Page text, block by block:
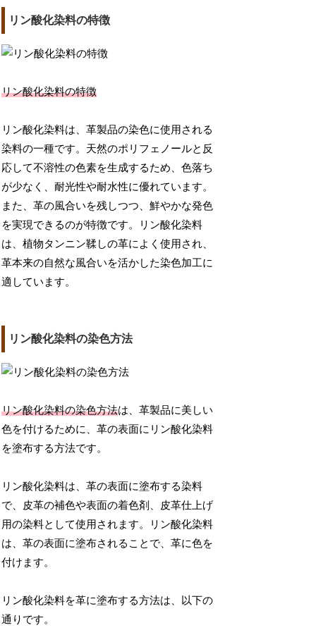
リン酸化染料の特徴
リン酸化染料の特徴
リン酸化染料は、革製品の染色に使用される
染料の一種です。天然のポリフェノールと反
応して不溶性の色素を生成するため、色落ち
が少なく、耐光性や耐水性に優れています。
また、革の風合いを残しつつ、鮮やかな発色
を実現できるのが特徴です。リン酸化染料
は、植物タンニン鞣しの革によく使用され、
革本来の自然な風合いを活かした染色加工に
適しています。
リン酸化染料の染色方法
リン酸化染料の染色方法は、革製品に美しい
色を付けるために、革の表面にリン酸化染料
を塗布する方法です。
リン酸化染料は、革の表面に塗布する染料
で、皮革の補色や表面の着色剤、皮革仕上げ
用の染料として使用されます。リン酸化染料
は、革の表面に塗布されることで、革に色を
付けます。
リン酸化染料を革に塗布する方法は、以下の
通りです。